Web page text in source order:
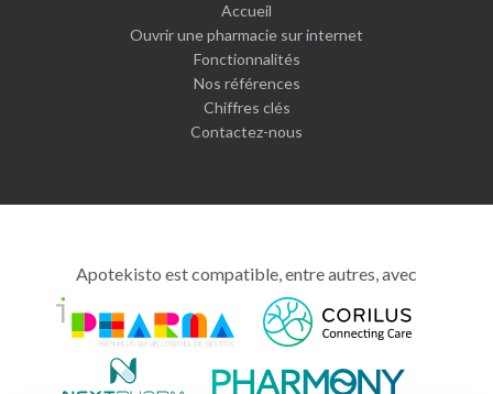
Accueil
Ouvrir une pharmacie sur internet
Fonctionnalités
Nos références
Chiffres clés
Contactez-nous
Apotekisto est compatible, entre autres, avec